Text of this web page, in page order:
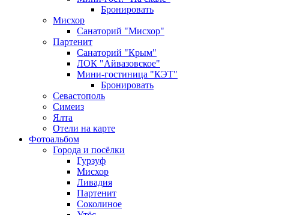
Бронировать
Мисхор
Санаторий "Мисхор"
Партенит
Санаторий "Крым"
ЛОК "Айвазовское"
Мини-гостиница "КЭТ"
Бронировать
Севастополь
Симеиз
Ялта
Отели на карте
Фотоальбом
Города и посёлки
Гурзуф
Мисхор
Ливадия
Партенит
Соколиное